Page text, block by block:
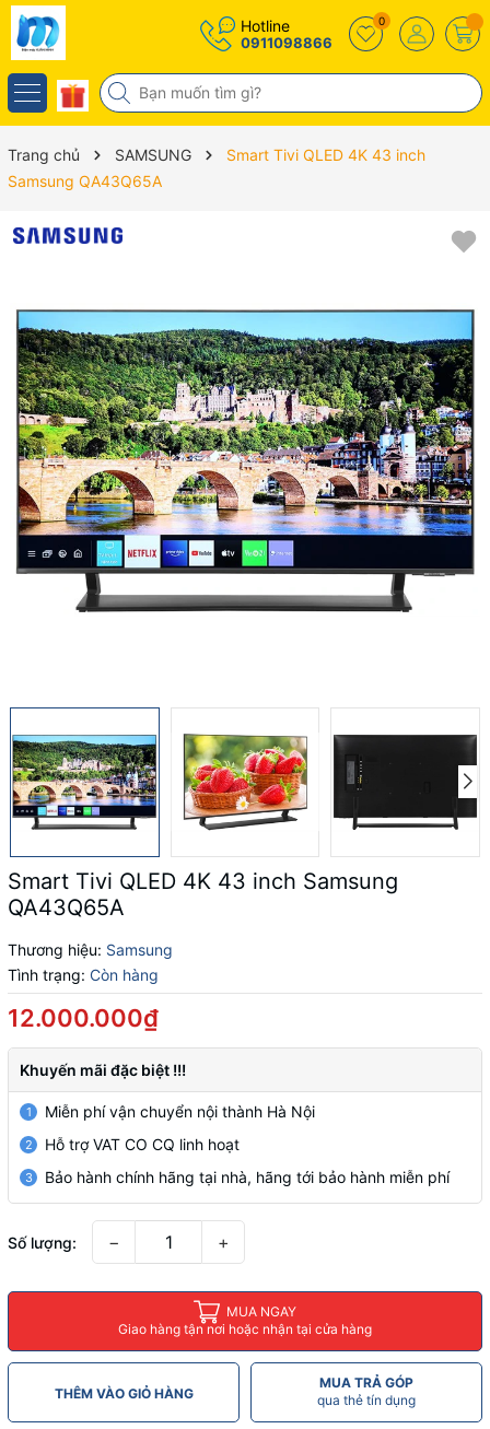
Hotline
0911098866
0
Trang chủ SAMSUNG
Smart Tivi QLED 4K 43 inch
Samsung QA43Q65A
Smart Tivi QLED 4K 43 inch Samsung
QA43Q65A
Thương hiệu: Samsung
Tình trạng: Còn hàng
12.000.000₫
Khuyến mãi đặc biệt !!!
1 Miễn phí vận chuyển nội thành Hà Nội
2 Hỗ trợ VAT CO CQ linh hoạt
3 Bảo hành chính hãng tại nhà, hãng tới bảo hành miễn phí
Số lượng: − +
MUA NGAY
Giao hàng tận nơi hoặc nhận tại cửa hàng
THÊM VÀO GIỎ HÀNG
MUA TRẢ GÓP
qua thẻ tín dụng